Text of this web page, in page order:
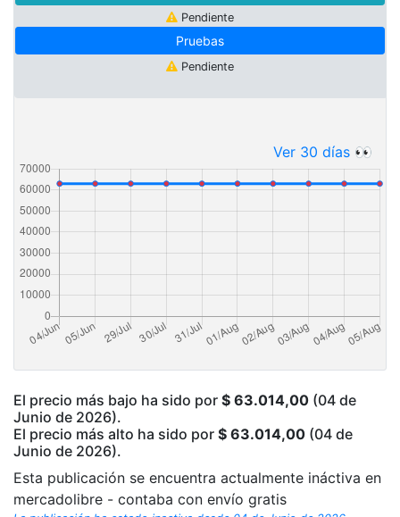
Pendiente
Pruebas
Pendiente
Ver 30 días 👀
El precio más bajo ha sido por $ 63.014,00 (04 de
Junio de 2026).
El precio más alto ha sido por $ 63.014,00 (04 de
Junio de 2026).
Esta publicación se encuentra actualmente ináctiva en
mercadolibre - contaba con envío gratis